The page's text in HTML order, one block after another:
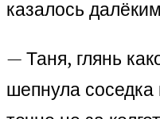
казалось
— Таня, глянь
шепнула